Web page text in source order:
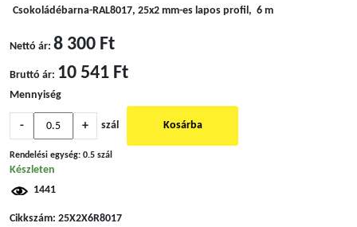
Csokoládébarna-RAL8017, 25x2 mm-es lapos profil, 6 m
Nettó ár: 8 300 Ft
Bruttó ár: 10 541 Ft
Mennyiség
- + szál Kosárba
Rendelési egység: 0.5 szál
Készleten
1441
Cikkszám: 25X2X6R8017